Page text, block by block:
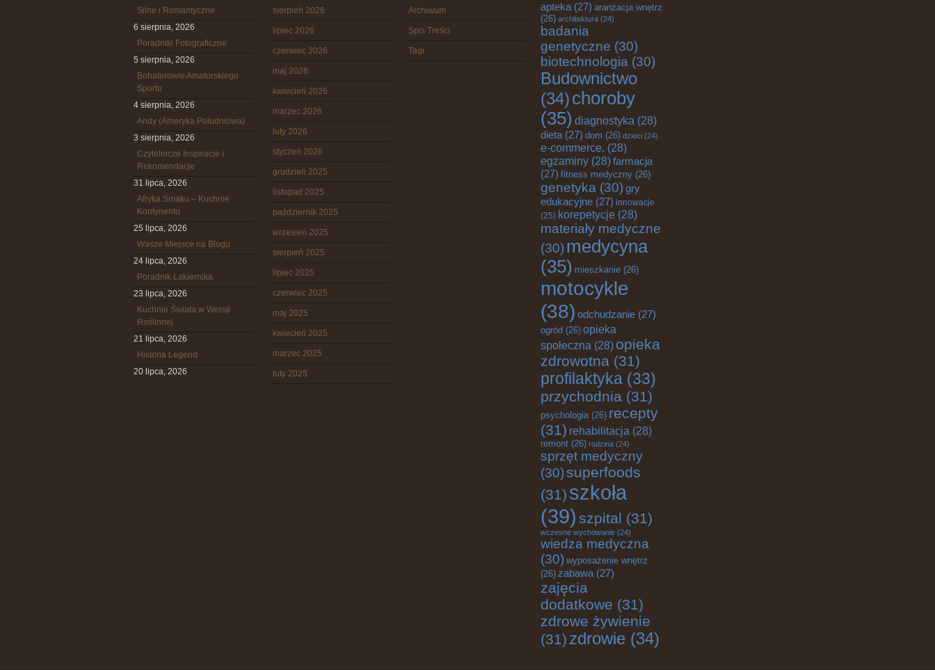
Silne i Romantyczne
6 sierpnia, 2026
Poradniki Fotograficzne
5 sierpnia, 2026
Bohaterowie Amatorskiego
Sportu
4 sierpnia, 2026
Andy (Ameryka Południowa)
3 sierpnia, 2026
Czytelnicze Inspiracje i
Rekomendacje
31 lipca, 2026
Afryka Smaku – Kuchnie
Kontynentu
25 lipca, 2026
Wasze Miejsce na Blogu
24 lipca, 2026
Poradnik Lakiernika
23 lipca, 2026
Kuchnie Świata w Wersji
Roślinnej
21 lipca, 2026
Historia Legend
20 lipca, 2026
sierpień 2026
lipiec 2026
czerwiec 2026
maj 2026
kwiecień 2026
marzec 2026
luty 2026
styczeń 2026
grudzień 2025
listopad 2025
październik 2025
wrzesień 2025
sierpień 2025
lipiec 2025
czerwiec 2025
maj 2025
kwiecień 2025
marzec 2025
luty 2025
Archiwum
Spis Treści
Tagi
apteka (27) aranżacja wnętrz
(26) architektura (24)
badania
genetyczne (30)
biotechnologia (30)
Budownictwo
(34)choroby
(35) diagnostyka (28)
dieta (27) dom (26) dzieci (24)
e-commerce. (28)
egzaminy (28)farmacja
(27) fitness medyczny (26)
genetyka (30) gry
edukacyjne (27) innowacje
(25) korepetycje (28)
materiały medyczne
(30) medycyna
(35) mieszkanie (26)
motocykle
(38) odchudzanie (27)
ogród (26) opieka
społeczna (28) opieka
zdrowotna (31)
profilaktyka (33)
przychodnia (31)
psychologia(26) recepty
(31) rehabilitacja (28)
remont (26) rodzina (24)
sprzęt medyczny
(30)superfoods
(31) szkoła
(39) szpital (31)
wczesne wychowanie (24)
wiedza medyczna
(30) wyposażenie wnętrz
(26) zabawa (27)
zajęcia
dodatkowe (31)
zdrowe żywienie
(31) zdrowie (34)